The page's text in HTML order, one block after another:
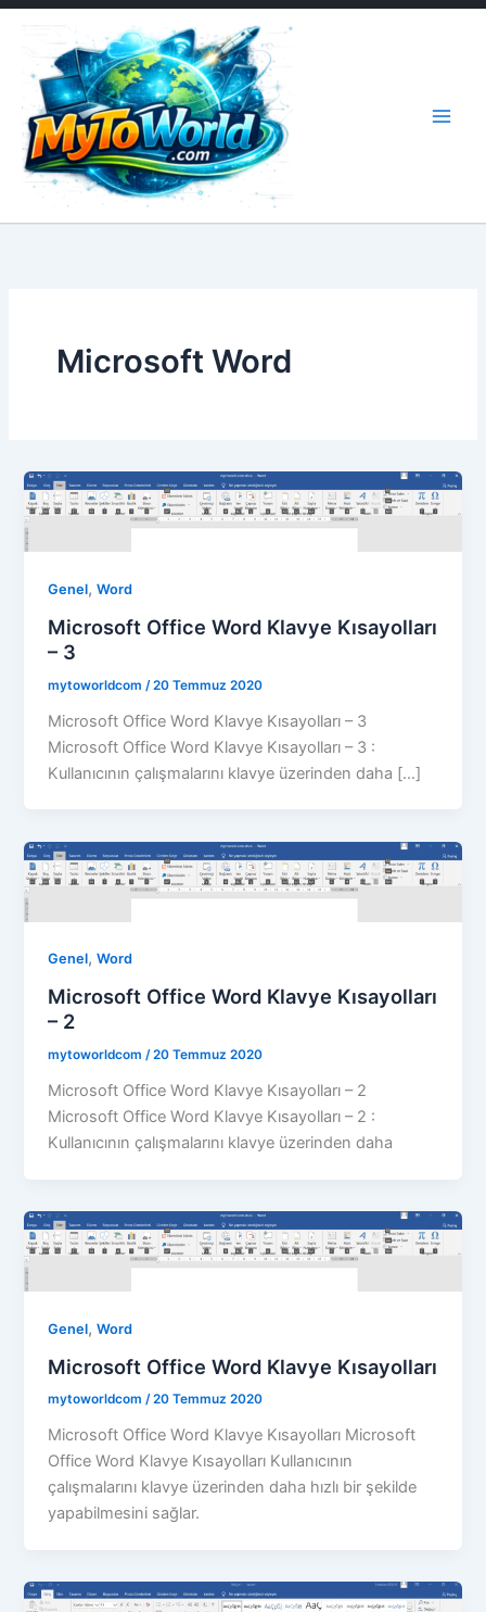
İçeriğe
Microsoft Word
Genel,Word
Microsoft Office Word Klavye Kısayolları
– 3
mytoworldcom /20 Temmuz 2020
Microsoft Office Word Klavye Kısayolları – 3
Microsoft Office Word Klavye Kısayolları – 3 :
Kullanıcının çalışmalarını klavye üzerinden daha […]
Genel,Word
Microsoft Office Word Klavye Kısayolları
– 2
mytoworldcom/20 Temmuz 2020
Microsoft Office Word Klavye Kısayolları – 2
Microsoft Office Word Klavye Kısayolları – 2 :
Kullanıcının çalışmalarını klavye üzerinden daha
Genel,Word
Microsoft Office Word Klavye Kısayolları
mytoworldcom/20 Temmuz 2020
Microsoft Office Word Klavye Kısayolları Microsoft
Office Word Klavye Kısayolları Kullanıcının
çalışmalarını klavye üzerinden daha hızlı bir şekilde
yapabilmesini sağlar.